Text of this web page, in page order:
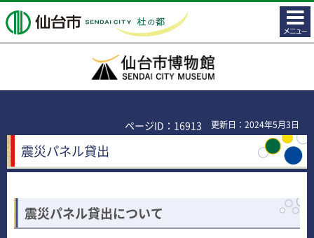
仙台市
コンテ
ンツメ
ニュー
仙台市博物館
ページID：16913 更新日：2024年5月3日
震災パネル貸出
震災パネル貸出について